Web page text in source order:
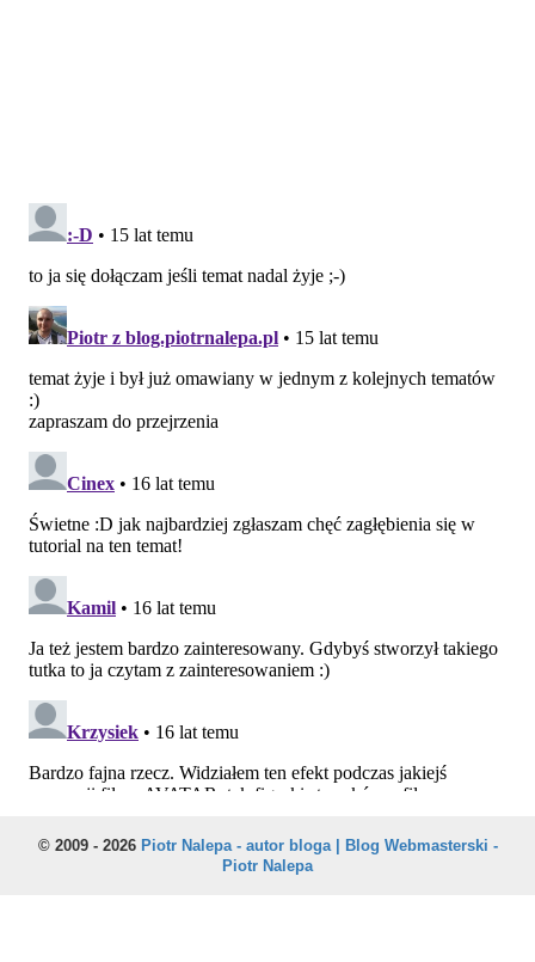
© 2009 - 2026 Piotr Nalepa - autor bloga | Blog Webmasterski -
Piotr Nalepa